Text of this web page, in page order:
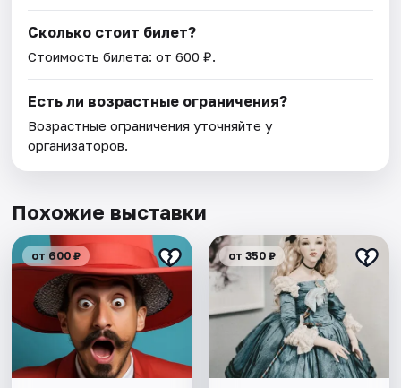
Сколько стоит билет?
Стоимость билета: от 600 ₽.
Есть ли возрастные ограничения?
Возрастные ограничения уточняйте у
организаторов.
Похожие выставки
от 600 ₽ от 350 ₽